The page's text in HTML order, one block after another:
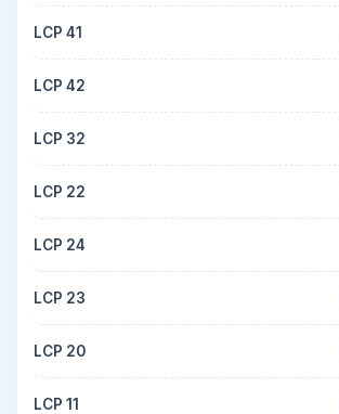
LCP 41
LCP 42
LCP 32
LCP 22
LCP 24
LCP 23
LCP 20
LCP 11